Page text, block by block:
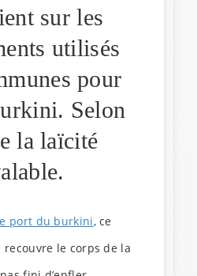
sur les
utilisés
pour
Selon
la laïcité
port du burkini, ce
le corps de la